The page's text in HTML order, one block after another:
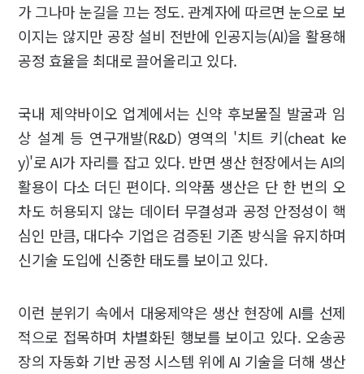
가 그나마 눈길을 끄는 정도. 관계자에 따르면 눈으로 보
이지는 않지만 공장 설비 전반에 인공지능(AI)을 활용해
공정 효율을 최대로 끌어올리고 있다.
국내 제약바이오 업계에서는 신약 후보물질 발굴과 임
상 설계 등 연구개발(R&D) 영역의 '치트 키(cheat ke
y)'로 AI가 자리를 잡고 있다. 반면 생산 현장에서는 AI의
활용이 다소 더딘 편이다. 의약품 생산은 단 한 번의 오
차도 허용되지 않는 데이터 무결성과 공정 안정성이 핵
심인 만큼, 대다수 기업은 검증된 기존 방식을 유지하며
신기술 도입에 신중한 태도를 보이고 있다.
이런 분위기 속에서 대웅제약은 생산 현장에 AI를 선제
적으로 접목하며 차별화된 행보를 보이고 있다. 오송공
장의 자동화 기반 공정 시스템 위에 AI 기술을 더해 생산